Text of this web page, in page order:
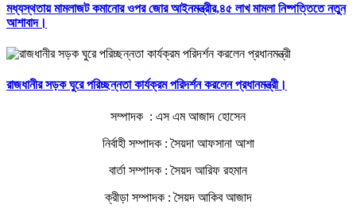
মধ্যস্থতায় মামলাজট কমানোর ওপর জোর আইনমন্ত্রীর,৪৫ লাখ মামলা নিষ্পত্তিতে নতুন
আশাবাদ।
রাজধানীর সড়ক ঘুরে পরিচ্ছন্নতা কার্যক্রম পরিদর্শন করলেন প্রধানমন্ত্রী।
সম্পাদক : এস এম আজাদ হোসেন
নির্বাহী সম্পাদক : সৈয়দা আফসানা আশা
বার্তা সম্পাদক : সৈয়দ আরিফ রহমান
ক্রীড়া সম্পাদক : সৈয়দ আকিব আজাদ